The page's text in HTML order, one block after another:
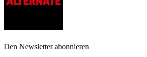
Den Newsletter abonnieren